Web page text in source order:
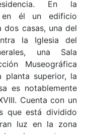
En la
en él un edificio
casas, una del
la Iglesia del
una Sala
Museográfica
planta superior, la
es notablemente
Cuenta con un
que está dividido
luz en la zona